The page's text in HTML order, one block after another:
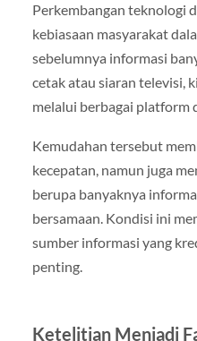
Perkembangan teknologi
kebiasaan masyarakat
sebelumnya informasi
cetak atau siaran televisi,
melalui berbagai platform
Kemudahan tersebut
kecepatan, namun juga
berupa banyaknya
bersamaan. Kondisi ini
sumber informasi yang
penting.
Ketelitian Menjadi